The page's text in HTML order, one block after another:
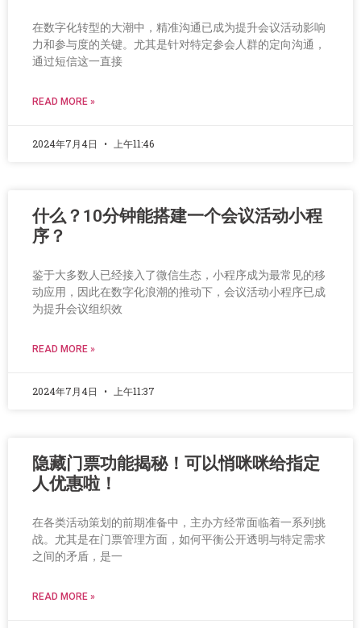
在数字化转型的大潮中，精准沟通已成为提升会议活动影响
力和参与度的关键。尤其是针对特定参会人群的定向沟通，
通过短信这一直接
READ MORE »
2024年7月4日 上午11:46
什么？10分钟能搭建一个会议活动小程
序？
鉴于大多数人已经接入了微信生态，小程序成为最常见的移
动应用，因此在数字化浪潮的推动下，会议活动小程序已成
为提升会议组织效
READ MORE »
2024年7月4日 上午11:37
隐藏门票功能揭秘！可以悄咪咪给指定
人优惠啦！
在各类活动策划的前期准备中，主办方经常面临着一系列挑
战。尤其是在门票管理方面，如何平衡公开透明与特定需求
之间的矛盾，是一
READ MORE »